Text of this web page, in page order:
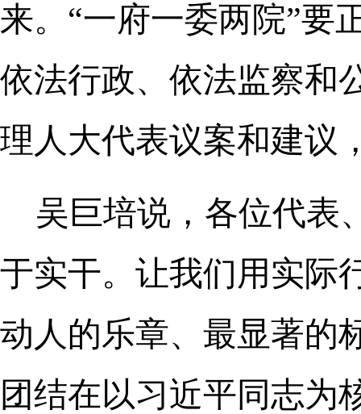
来。“一府一委两院”要
依法行政、依法监察和
理人大代表议案和建议
吴巨培说，各位代表
于实干。让我们用实际
动人的乐章、最显著的
团结在以习近平同志为